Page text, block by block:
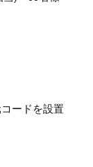
ードを設置